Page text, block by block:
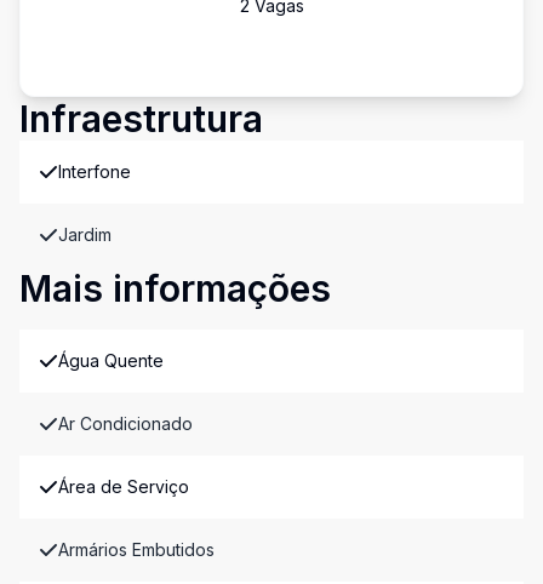
2 Vagas
Infraestrutura
Interfone
Jardim
Mais informações
Água Quente
Ar Condicionado
Área de Serviço
Armários Embutidos